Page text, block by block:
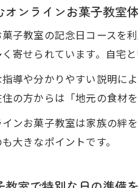
オンラインお菓子教室
子教室の記念日コースを
寄せられています。自宅
導や分かりやすい説明に
の方からは「地元の食材
ンお菓子教室は家族の絆
大きなポイントです。